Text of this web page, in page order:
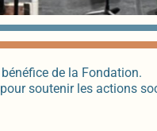
de la Fondation.
soutenir les actions